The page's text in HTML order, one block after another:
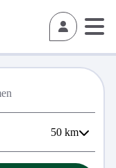
50 km